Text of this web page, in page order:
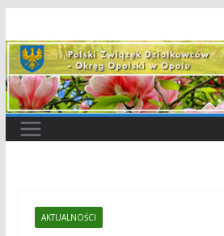
do
treści
AKTUALNOŚCI